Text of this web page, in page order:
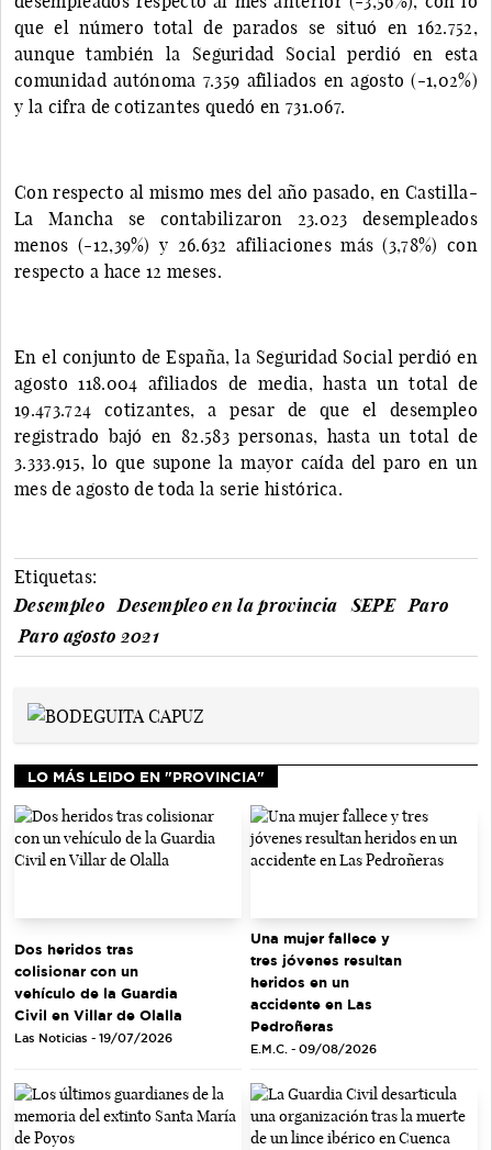
que el número total de parados se situó en 162.752,
aunque también la Seguridad Social perdió en esta
comunidad autónoma 7.359 afiliados en agosto (-1,02%)
y la cifra de cotizantes quedó en 731.067.
Con respecto al mismo mes del año pasado, en Castilla-
La Mancha se contabilizaron 23.023 desempleados
menos (-12,39%) y 26.632 afiliaciones más (3,78%) con
respecto a hace 12 meses.
En el conjunto de España, la Seguridad Social perdió en
agosto 118.004 afiliados de media, hasta un total de
19.473.724 cotizantes, a pesar de que el desempleo
registrado bajó en 82.583 personas, hasta un total de
3.333.915, lo que supone la mayor caída del paro en un
mes de agosto de toda la serie histórica.
Etiquetas:
Desempleo
Desempleo en la provincia SEPE
Paro
Paro agosto 2021
LO MÁS LEIDO EN "PROVINCIA"
Dos heridos tras
colisionar con un
vehículo de la Guardia
Civil en Villar de Olalla
Las Noticias - 19/07/2026
Una mujer fallece y
tres jóvenes resultan
heridos en un
accidente en Las
Pedroñeras
E.M.C. - 09/08/2026